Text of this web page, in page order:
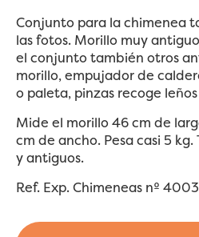
Conjunto para la chimenea
las fotos. Morillo muy
el conjunto también otros
morillo, empujador de
o paleta, pinzas recoge
Mide el morillo 46 cm de
cm de ancho. Pesa casi 5
y antiguos.
Ref. Exp. Chimeneas nº 4003